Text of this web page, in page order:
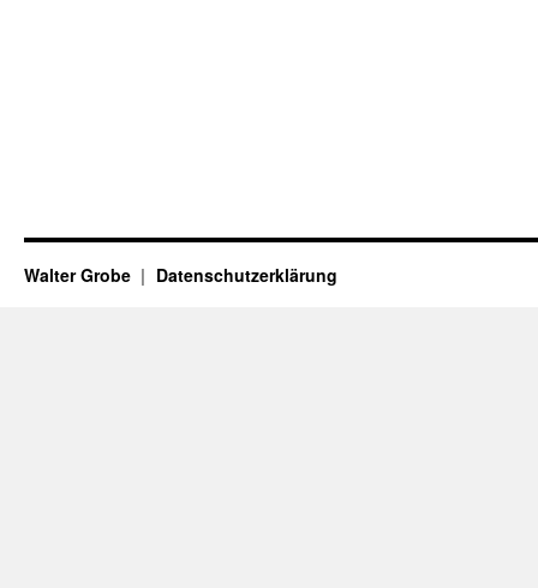
Walter Grobe Datenschutzerklärung